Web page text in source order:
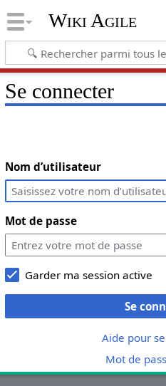
Wiki Agile
Se connecter
Nom d’utilisateur
Mot de passe
Garder ma session active
Se
Aide pour
Mot de